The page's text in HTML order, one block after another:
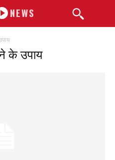
NEWS
के उपाय